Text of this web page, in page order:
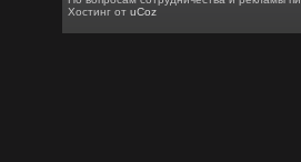
Хостинг отuCoz